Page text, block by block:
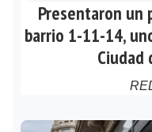
Presentaron un
barrio 1-11-14,
Ciudad